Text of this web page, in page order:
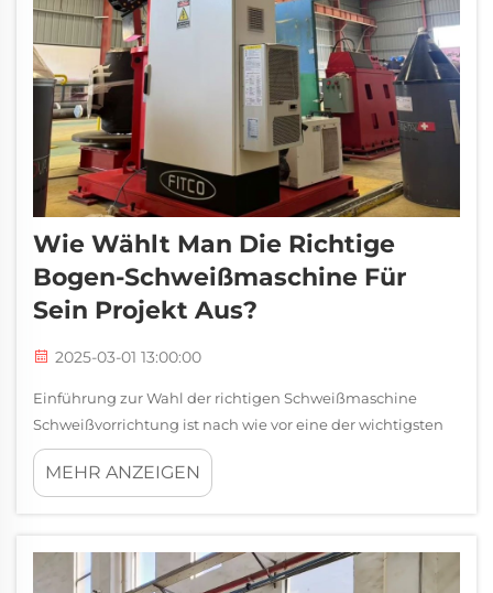
Wie Wählt Man Die Richtige
Bogen-Schweißmaschine Für
Sein Projekt Aus?
2025-03-01 13:00:00
Einführung zur Wahl der richtigen Schweißmaschine
Schweißvorrichtung ist nach wie vor eine der wichtigsten
Methoden in verschiedenen Sektoren, einschließlich
Baustellen, Fabrikböden und Werften, in denen täglich
MEHR ANZEIGEN